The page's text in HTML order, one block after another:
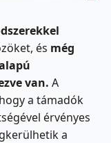
és még
van. A
a támadók
érvényes
a